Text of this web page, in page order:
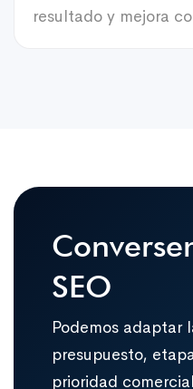
resultado y mejora
SEO
Podemos adaptar
presupuesto,
prioridad